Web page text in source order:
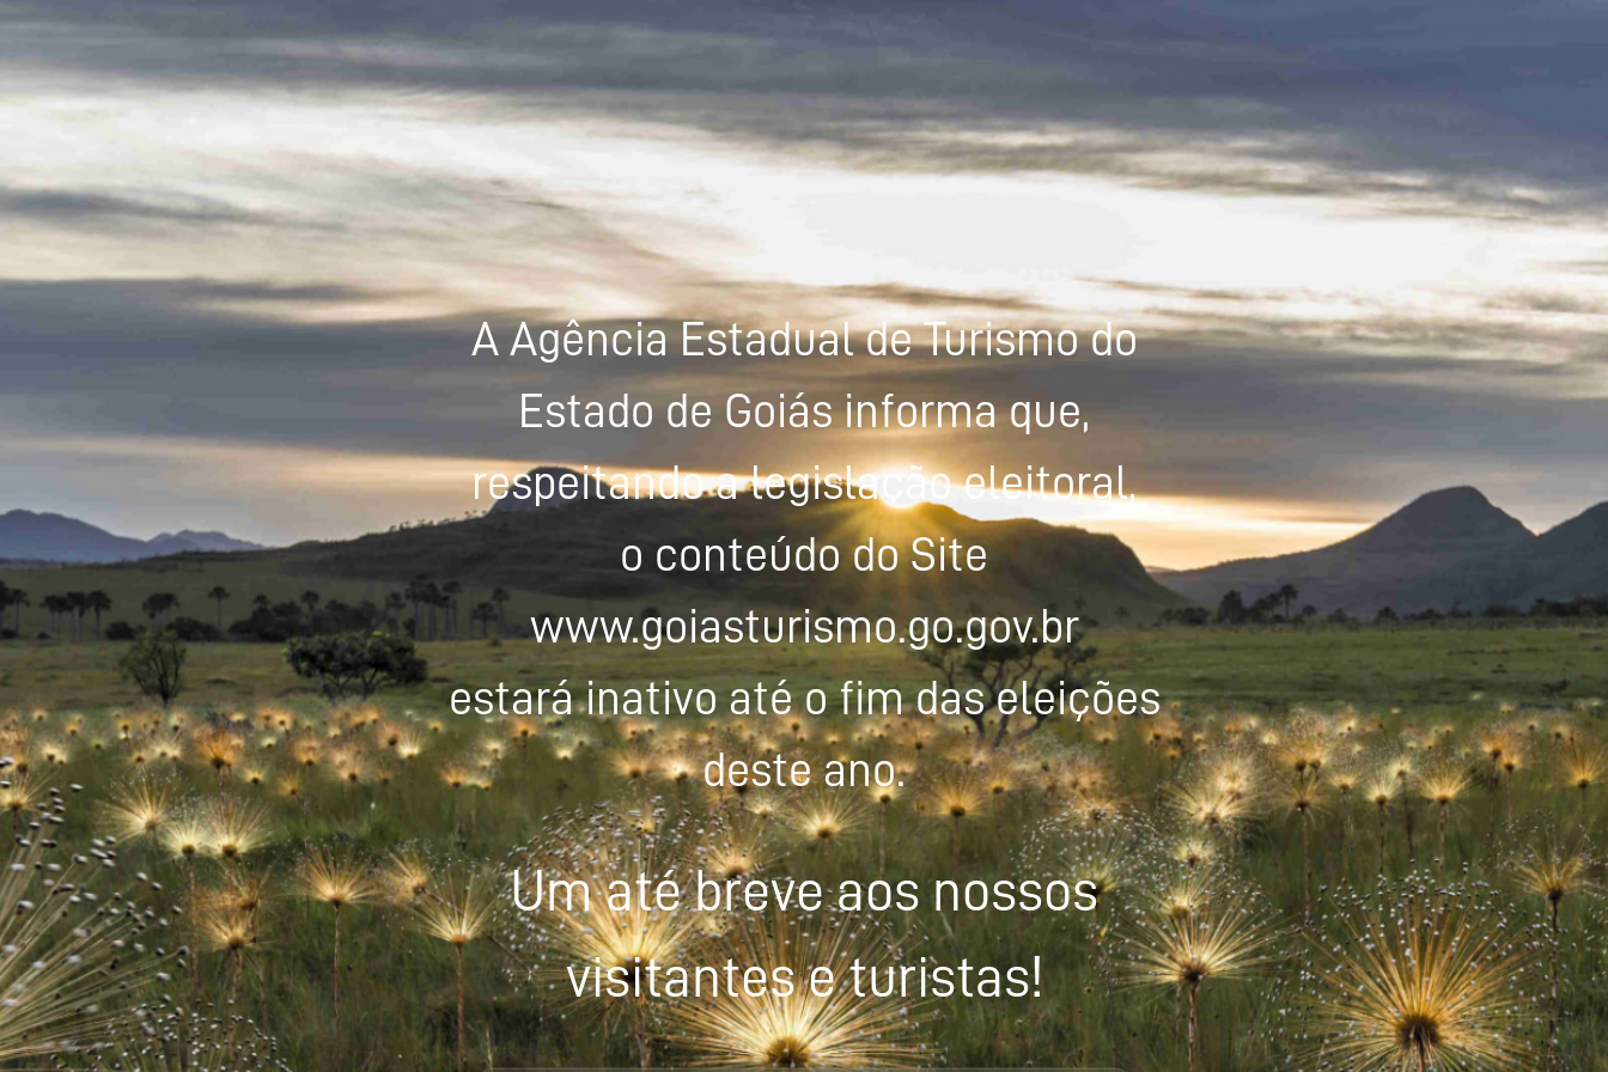
A Agência Estadual de Turismo do
Estado de Goiás informa que,
respeitando a legislação eleitoral,
o conteúdo do Site
www.goiasturismo.go.gov.br
estará inativo até o fim das eleições
deste ano.
Um até breve aos nossos
visitantes e turistas!